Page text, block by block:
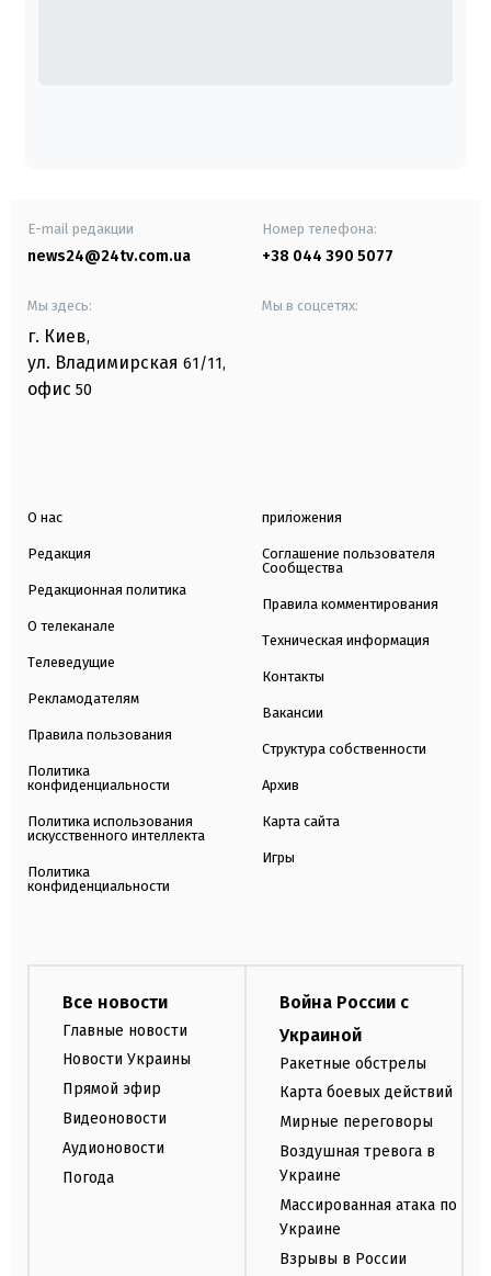
E-mail редакции
news24@24tv.com.ua
Номер телефона:
+38 044 390 5077
Мы здесь:
г. Киев,
ул. Владимирская 61/11,
офис 50
Мы в соцсетях:
О нас
Редакция
Редакционная политика
О телеканале
Телеведущие
Рекламодателям
Правила пользования
Политика
конфиденциальности
Политика использования
искусственного интеллекта
Политика
конфиденциальности
приложения
Соглашение пользователя
Сообщества
Правила комментирования
Техническая информация
Контакты
Вакансии
Структура собственности
Архив
Карта сайта
Игры
Все новости
Главные новости
Новости Украины
Прямой эфир
Видеоновости
Аудионовости
Погода
Война России с
Украиной
Ракетные обстрелы
Карта боевых действий
Мирные переговоры
Воздушная тревога в
Украине
Массированная атака по
Украине
Взрывы в России